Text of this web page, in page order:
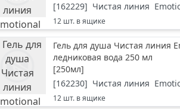
[162229] Чистая линия
12 шт. в ящике
Гель для душа Чистая линия
ледниковая вода 250 мл
[250мл]
[162230] Чистая линия
12 шт. в ящике